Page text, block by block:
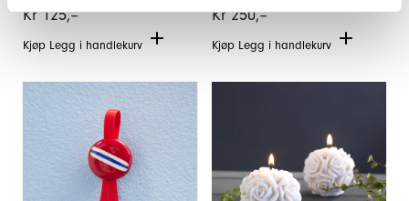
Kr125,–
Kjøp Legg i handlekurv
Kr250,–
Kjøp Legg i handlekurv